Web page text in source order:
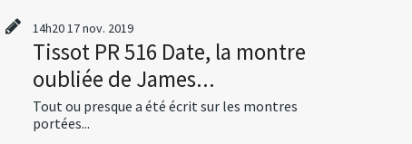
14h2017nov. 2019
Tissot PR 516 Date, la montre
oubliée de James...
Tout ou presque a été écrit sur les montres
portées...